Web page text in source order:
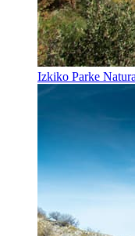
Izkiko Parke